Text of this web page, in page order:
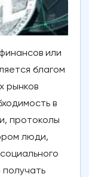
или
благом
рынков
в
протоколы
люди,
получать